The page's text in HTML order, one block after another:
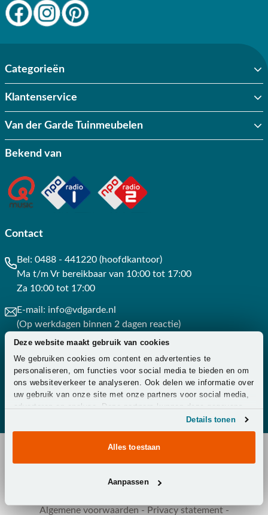
Deze website maakt gebruik van cookies
We gebruiken cookies om content en advertenties te
personaliseren, om functies voor social media te bieden en om
ons websiteverkeer te analyseren. Ook delen we informatie over
uw gebruik van onze site met onze partners voor social media,
adverteren en analyse. Deze partners kunnen deze gegevens
combineren met andere informatie die u aan ze heeft verstrekt
of die ze hebben verzameld op basis van uw gebruik van hun
Details tonen
Alles toestaan
Aanpassen
Categorieën
Klantenservice
Van der Garde Tuinmeubelen
Bekend van
Contact
Bel: 0488 - 441220 (hoofdkantoor)
Ma t/m Vr bereikbaar van 10:00 tot 17:00
Za 10:00 tot 17:00
E-mail: info@vdgarde.nl
(Op werkdagen binnen 2 dagen reactie)
Whatsapp: 0488441220
(Op werkdagen binnen 3 uur reactie)
Copyright © 2026 - Van der Garde Tuinmeubelen -
Algemene voorwaarden - Privacy statement-